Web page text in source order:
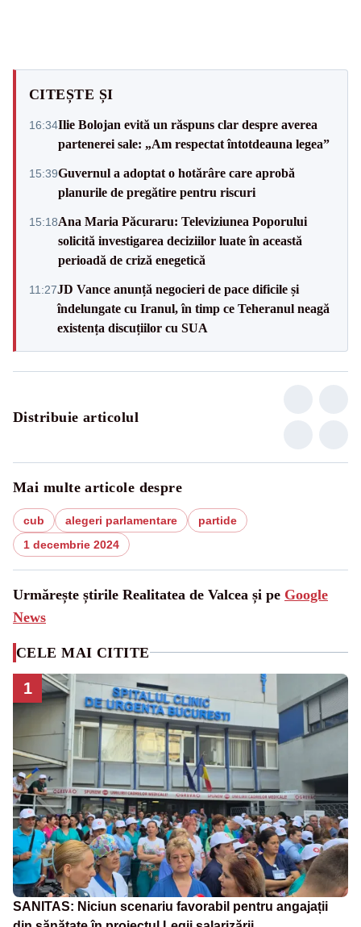
CITEȘTE ȘI
16:34Ilie Bolojan evită un răspuns clar despre averea
partenerei sale: „Am respectat întotdeauna legea”
15:39Guvernul a adoptat o hotărâre care aprobă
planurile de pregătire pentru riscuri
15:18Ana Maria Păcuraru: Televiziunea Poporului
solicită investigarea deciziilor luate în această
perioadă de criză enegetică
11:27JD Vance anunță negocieri de pace dificile și
îndelungate cu Iranul, în timp ce Teheranul neagă
existența discuțiilor cu SUA
Distribuie articolul
Mai multe articole despre
cub alegeri parlamentare
partide
1 decembrie 2024
Urmărește știrile Realitatea de Valcea și pe Google
News
CELE MAI CITITE
1
SANITAS: Niciun scenariu favorabil pentru angajații